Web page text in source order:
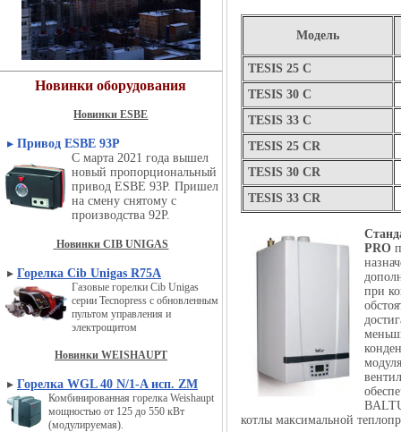
Новинки оборудования
Новинки ESBE
▸ Привод ESBE 93P
С марта 2021 года вышел
новый пропорциональный
привод ESBE 93P. Пришел
на смену снятому с
производства 92P.
Новинки CIB UNIGAS
▸ Горелка Cib Unigas R75A
Газовые горелки Cib Unigas
серии Tecnopress с обновленным
пультом управления и
электрощитом
Новинки WEISHAUPT
▸ Горелка WGL 40 N/1-A исп. ZM
Комбинированная горелка Weishaupt
мощностью от 125 до 550 кВт
(модулируемая).
Модель
TESIS 25 C
TESIS 30 C
TESIS 33 C
TESIS 25 CR
TESIS 30 CR
TESIS 33 CR
PRO
при
котлы максимальной